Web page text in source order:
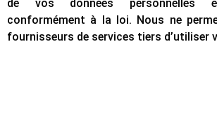
de vos données
conformément à la loi. Nous ne
fournisseurs de services tiers d’utiliser